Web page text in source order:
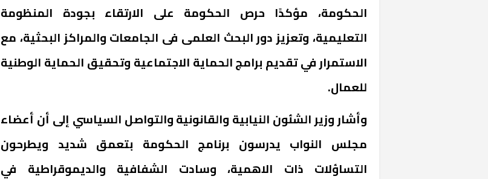
الحكومة، مؤكدًا حرص الحكومة على الارتقاء بجودة المنظومة
التعليمية، وتعزيز دور البحث العلمى فى الجامعات والمراكز البحثية، مع
الاستمرار في تقديم برامج الحماية الاجتماعية وتحقيق الحماية الوطنية
للعمال.
وأشار وزير الشئون النيابية والقانونية والتواصل السياسي إلى أن أعضاء
مجلس النواب يدرسون برنامج الحكومة بتعمق شديد ويطرحون
التساؤلات ذات الاهمية، وسادت الشفافية والديموقراطية في